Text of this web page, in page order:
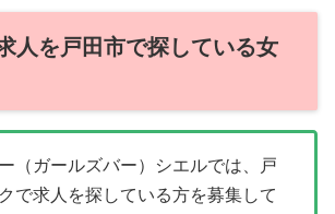
人を戸田市で探している女
（ガールズバー）シエルでは、戸
で求人を探している方を募集して